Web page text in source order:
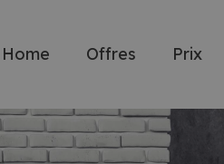
Home Offres Prix